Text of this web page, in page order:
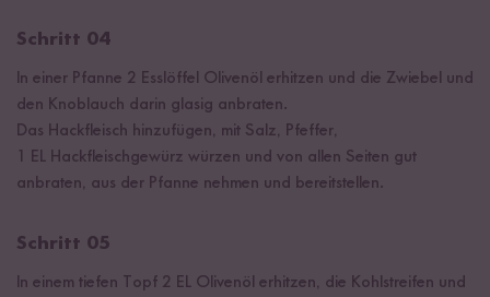
Schritt 04
In einer Pfanne 2 Esslöffel Olivenöl erhitzen und die Zwiebel und
den Knoblauch darin glasig anbraten.
Das Hackfleisch hinzufügen, mit Salz, Pfeffer,
1 EL Hackfleischgewürz würzen und von allen Seiten gut
anbraten, aus der Pfanne nehmen und bereitstellen.
Schritt 05
In einem tiefen Topf 2 EL Olivenöl erhitzen, die Kohlstreifen und